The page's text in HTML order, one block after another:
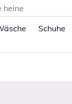
heine
Schuhe